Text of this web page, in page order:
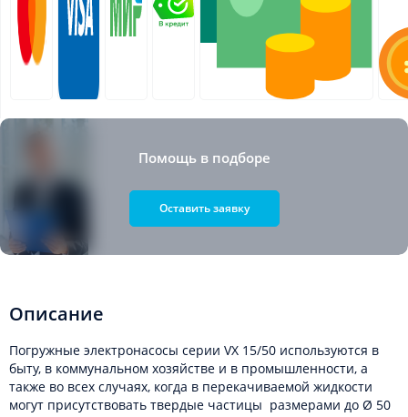
Помощь в подборе
Оставить заявку
Описание
Погружные электронасосы серии VX 15/50 используются в
быту, в коммунальном хозяйстве и в промышленности, а
также во всех случаях, когда в перекачиваемой жидкости
могут присутствовать твердые частицы размерами до Ø 50